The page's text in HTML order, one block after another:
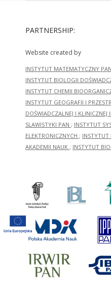
PARTNERSHIP:
Website created by
INSTYTUT MATEMATYCZNY PAN
INSTYTUT BIOLOGII
INSTYTUT CHEMII
INSTYTUT GEOGRAFII I
DOŚWIADCZALNEJ I
SLAWISTYKI PAN ; INSTYTUT
ELEKTRONICZNYCH ; INSTYTUT
AKADEMII NAUK ; INSTYTUT